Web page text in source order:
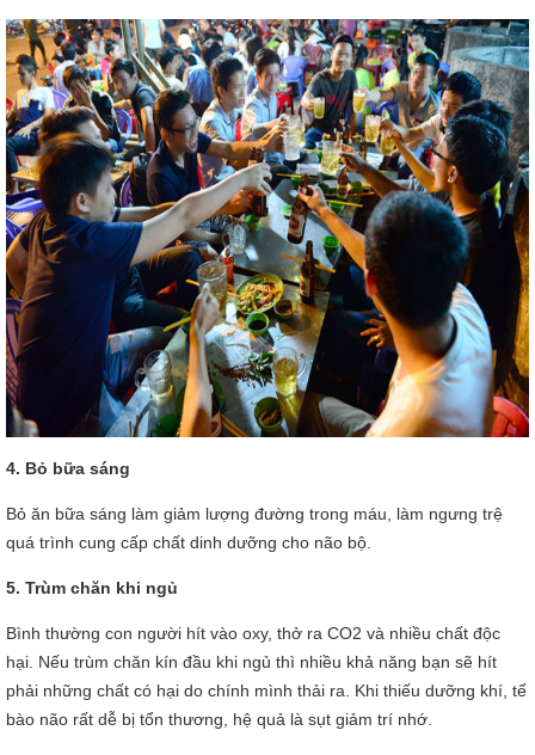
4. Bỏ bữa sáng
Bỏ ăn bữa sáng làm giảm lượng đường trong máu, làm ngưng trệ
quá trình cung cấp chất dinh dưỡng cho não bộ.
5. Trùm chăn khi ngủ
Bình thường con người hít vào oxy, thở ra CO2 và nhiều chất độc
hại. Nếu trùm chăn kín đầu khi ngủ thì nhiều khả năng bạn sẽ hít
phải những chất có hại do chính mình thải ra. Khi thiếu dưỡng khí, tế
bào não rất dễ bị tổn thương, hệ quả là sụt giảm trí nhớ.